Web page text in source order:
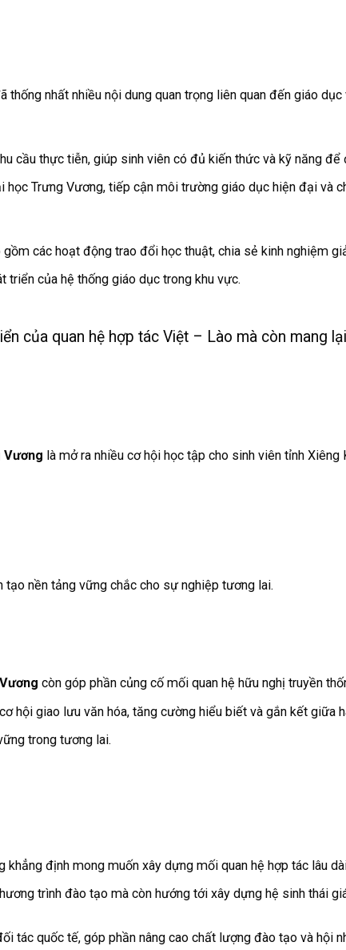
thống nhất nhiều nội dung quan trọng liên quan đến giáo dục
cầu thực tiễn, giúp sinh viên có đủ kiến thức và kỹ năng
Trưng Vương, tiếp cận môi trường giáo dục hiện đại và
gồm các hoạt động trao đổi học thuật, chia sẻ kinh nghiệm
của hệ thống giáo dục trong khu vực.
của quan hệ hợp tác Việt – Lào mà còn mang
Vương là mở ra nhiều cơ hội học tập cho sinh viên tỉnh Xiêng
tạo nền tảng vững chắc cho sự nghiệp tương lai.
còn góp phần củng cố mối quan hệ hữu nghị truyền
hội giao lưu văn hóa, tăng cường hiểu biết và gắn kết giữa
trong tương lai.
định mong muốn xây dựng mối quan hệ hợp tác lâu
trình đào tạo mà còn hướng tới xây dựng hệ sinh thái
tác quốc tế, góp phần nâng cao chất lượng đào tạo và hội